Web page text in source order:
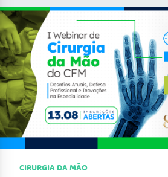
CIRURGIA DA MÃO